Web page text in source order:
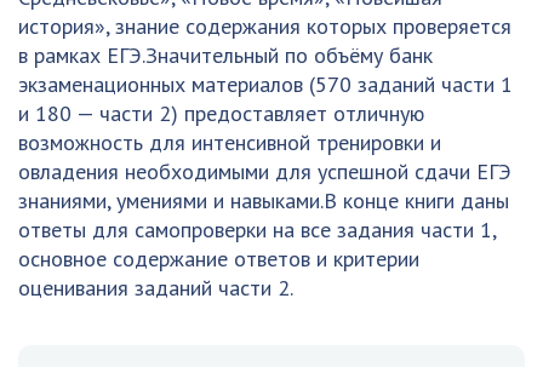
история», знание содержания которых проверяется
в рамках ЕГЭ.Значительный по объёму банк
экзаменационных материалов (570 заданий части 1
и 180 — части 2) предоставляет отличную
возможность для интенсивной тренировки и
овладения необходимыми для успешной сдачи ЕГЭ
знаниями, умениями и навыками.В конце книги даны
ответы для самопроверки на все задания части 1,
основное содержание ответов и критерии
оценивания заданий части 2.